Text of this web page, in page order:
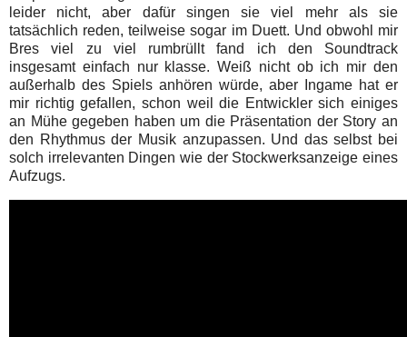
leider nicht, aber dafür singen sie viel mehr als sie
tatsächlich reden, teilweise sogar im Duett. Und obwohl mir
Bres viel zu viel rumbrüllt fand ich den Soundtrack
insgesamt einfach nur klasse. Weiß nicht ob ich mir den
außerhalb des Spiels anhören würde, aber Ingame hat er
mir richtig gefallen, schon weil die Entwickler sich einiges
an Mühe gegeben haben um die Präsentation der Story an
den Rhythmus der Musik anzupassen. Und das selbst bei
solch irrelevanten Dingen wie der Stockwerksanzeige eines
Aufzugs.